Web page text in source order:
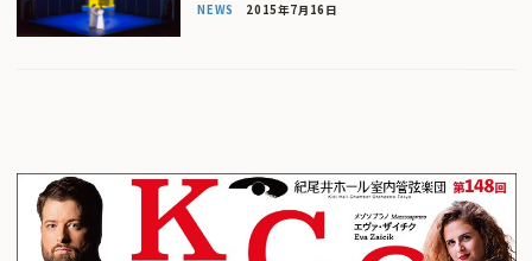
NEWS 2015年7月16日